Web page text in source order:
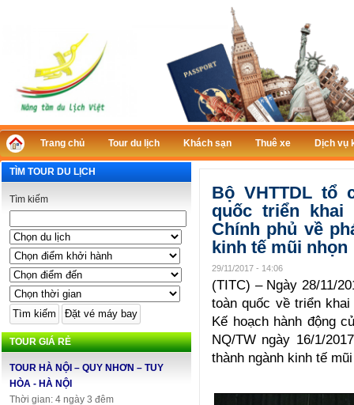
Trang chủ Tour du lịch Khách sạn Thuê xe Dịch vụ
TÌM TOUR DU LỊCH
Tìm kiếm
TOUR GIÁ RẺ
TOUR HÀ NỘI – QUY NHƠN – TUY
HÒA - HÀ NỘI
Thời gian: 4 ngày 3 đêm
Bộ VHTTDL tổ
quốc triển khai
Chính phủ về
kinh tế mũi nhọn
29/11/2017 - 14:06
(TITC) – Ngày 28/11/
toàn quốc về triển
Kế hoạch hành động
NQ/TW ngày 16/1/
thành ngành kinh tế